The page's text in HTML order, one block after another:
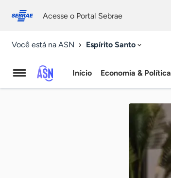
conosco
Acesse o Portal Sebrae
Você está na ASN Espírito Santo
Agência
Início Economia & Política